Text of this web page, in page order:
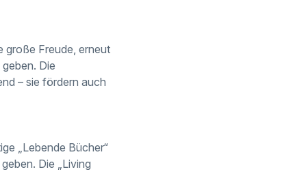
große Freude, erneut
Die
– sie fördern auch
„Lebende Bücher“
Die „Living